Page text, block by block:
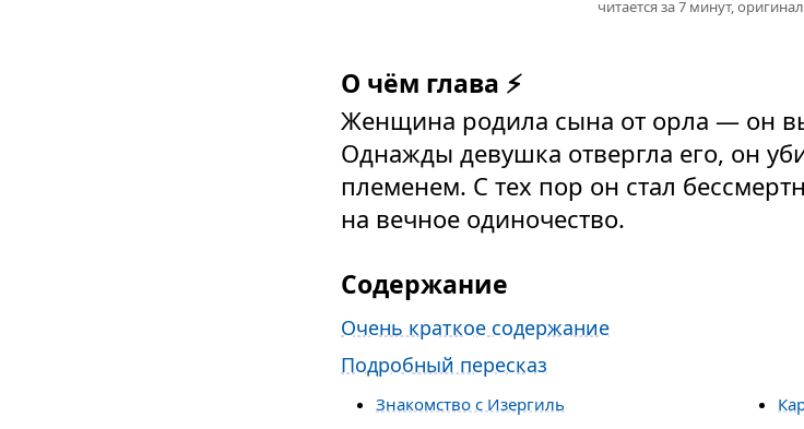
читается за 7 минут,
О чём глава ⚡
Женщина родила сына от орла — он
Однажды девушка отвергла его, он
племенем. С тех пор он стал
на вечное одиночество.
Содержание
Очень краткое содержание
Подробный пересказ
Знакомство с Изергиль